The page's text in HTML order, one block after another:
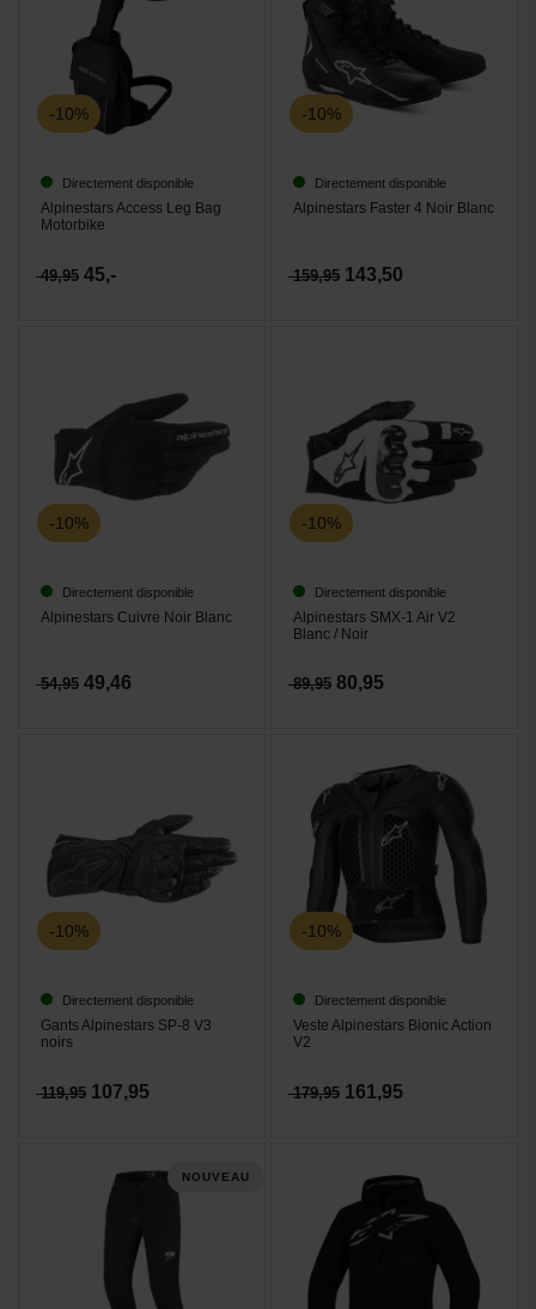
-10%
Directement disponible
Alpinestars Access Leg Bag
Motorbike
49,95 45,-
-10%
Directement disponible
Alpinestars Faster 4 Noir Blanc
159,95 143,50
-10%
Directement disponible
Alpinestars Cuivre Noir Blanc
54,95 49,46
-10%
Directement disponible
Alpinestars SMX-1 Air V2
Blanc / Noir
89,95 80,95
-10%
Directement disponible
Gants Alpinestars SP-8 V3
noirs
119,95 107,95
-10%
Directement disponible
Veste Alpinestars Bionic Action
V2
179,95 161,95
NOUVEAU